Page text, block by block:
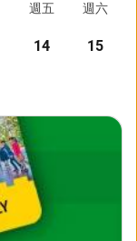
週五 週六
14 15